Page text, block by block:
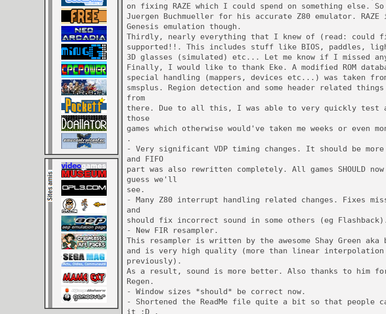
on fixing RAZE which I could spend on something else.
Juergen Buchmueller for his accurate Z80 emulator.
Genesis emulation though.
Thirdly, nearly everything that I knew of (read: could
supported!!. This includes stuff like BIOS, paddles,
3D glasses (simulated) etc... Let me know if I missed
Finally, I would like to thank Eke. A modified ROM
special handling (mappers, devices etc...) was taken
smsplus. Region detection and some header related
from
there. Due to all this, I was able to very quickly test
those
games which otherwise would've taken me weeks or even
.
- Very significant VDP timing changes. It should be more
and FIFO
part was also rewritten completely. All games SHOULD
guess we'll
see.
- Many Z80 interrupt handling related changes. Fixes
and
should fix incorrect sound in some others (eg
- New FIR resampler.
This resampler is written by the awesome Shay Green aka
and is very high quality (more than linear interpolation
previously).
As a result, sound is more better. Also thanks to him
Regen.
- Window sizes *should* be correct now.
- Shortened the ReadMe file quite a bit so that people
it :D .